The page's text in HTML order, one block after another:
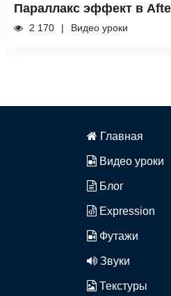
Параллакс эффект в
2 170 Видео уроки
Главная
Видео уроки
Блог
Expression
Футажи
Звуки
Текстуры